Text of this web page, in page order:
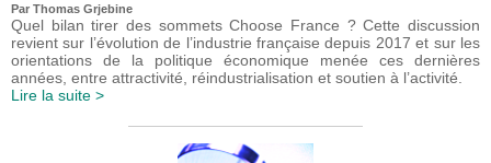
Par Thomas Grjebine
Quel bilan tirer des sommets Choose France ? Cette discussion
revient sur l’évolution de l’industrie française depuis 2017 et sur les
orientations de la politique économique menée ces dernières
années, entre attractivité, réindustrialisation et soutien à l’activité.
Lire la suite >